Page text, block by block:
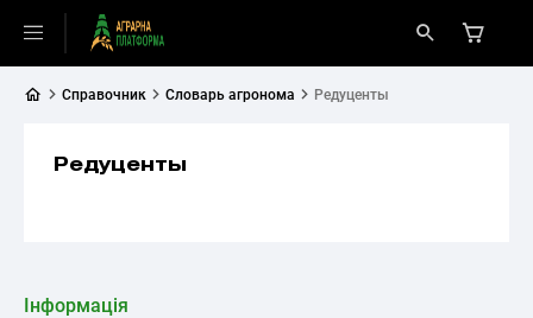
Справочник Словарь агронома Редуценты
Редуценты
Інформація